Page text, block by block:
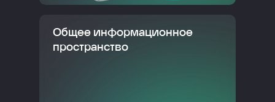
Общее информационное
пространство